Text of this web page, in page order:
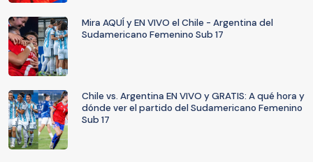
Mira AQUÍ y EN VIVO el Chile - Argentina del
Sudamericano Femenino Sub 17
Chile vs. Argentina EN VIVO y GRATIS: A qué hora y
dónde ver el partido del Sudamericano Femenino
Sub 17